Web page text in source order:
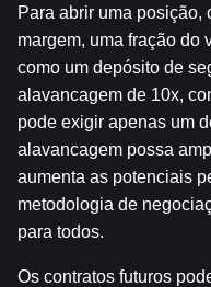
Para abrir uma posição,
margem, uma fração do
como um depósito de
alavancagem de 10x,
pode exigir apenas um
alavancagem possa
aumenta as potenciais
metodologia de
para todos.
Os contratos futuros